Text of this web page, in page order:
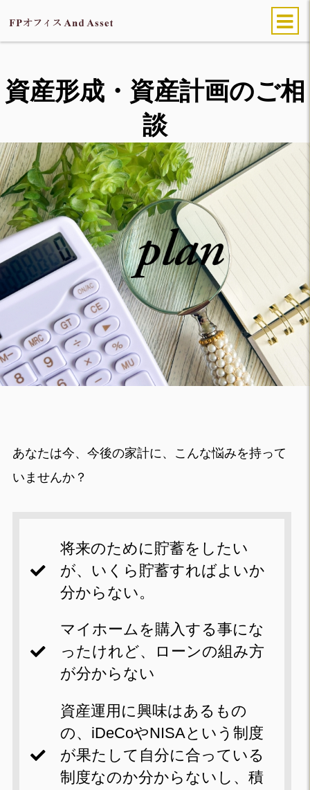
資産形成・資産計画のご相
談
あなたは今、今後の家計に、こんな悩みを持って
いませんか？
将来のために貯蓄をしたい
が、いくら貯蓄すればよいか
分からない。
マイホームを購入する事にな
ったけれど、ローンの組み方
が分からない
資産運用に興味はあるもの
の、iDeCoやNISAという制度
が果たして自分に合っている
制度なのか分からないし、積